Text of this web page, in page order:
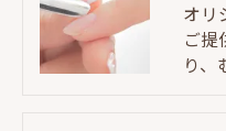
オリ
ご提
り